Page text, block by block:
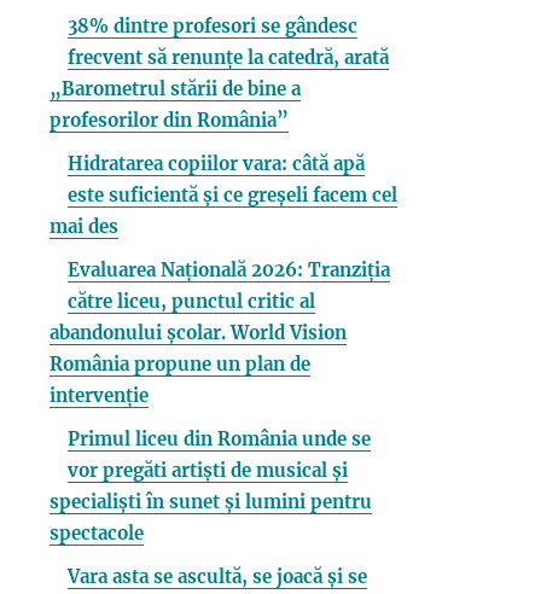
38% dintre profesori se gândesc
frecvent să renunțe la catedră, arată
„Barometrul stării de bine a
profesorilor din România”
Hidratarea copiilor vara: câtă apă
este suficientă și ce greșeli facem cel
mai des
Evaluarea Națională 2026: Tranziția
către liceu, punctul critic al
abandonului școlar. World Vision
România propune un plan de
intervenție
Primul liceu din România unde se
vor pregăti artiști de musical și
specialiști în sunet și lumini pentru
spectacole
Vara asta se ascultă, se joacă și se